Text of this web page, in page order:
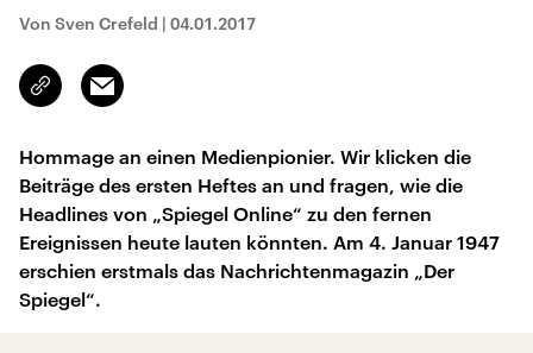
Von Sven Crefeld | 04.01.2017
Link
kopieren/teilen
Email
Hommage an einen Medienpionier. Wir klicken die
Beiträge des ersten Heftes an und fragen, wie die
Headlines von „Spiegel Online“ zu den fernen
Ereignissen heute lauten könnten. Am 4. Januar 1947
erschien erstmals das Nachrichtenmagazin „Der
Spiegel“.